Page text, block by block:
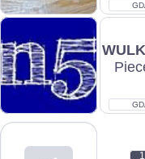
12...
1